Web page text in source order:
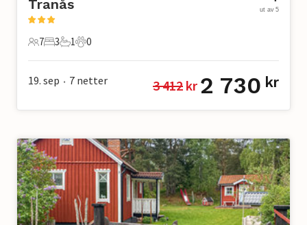
Tranås
7 Gjester
7
3 Soverom
3
1 Bad
1
0 Kjæledyr
0
ut av 5
19. sep • 7 netter 3 412 kr 2 730 kr